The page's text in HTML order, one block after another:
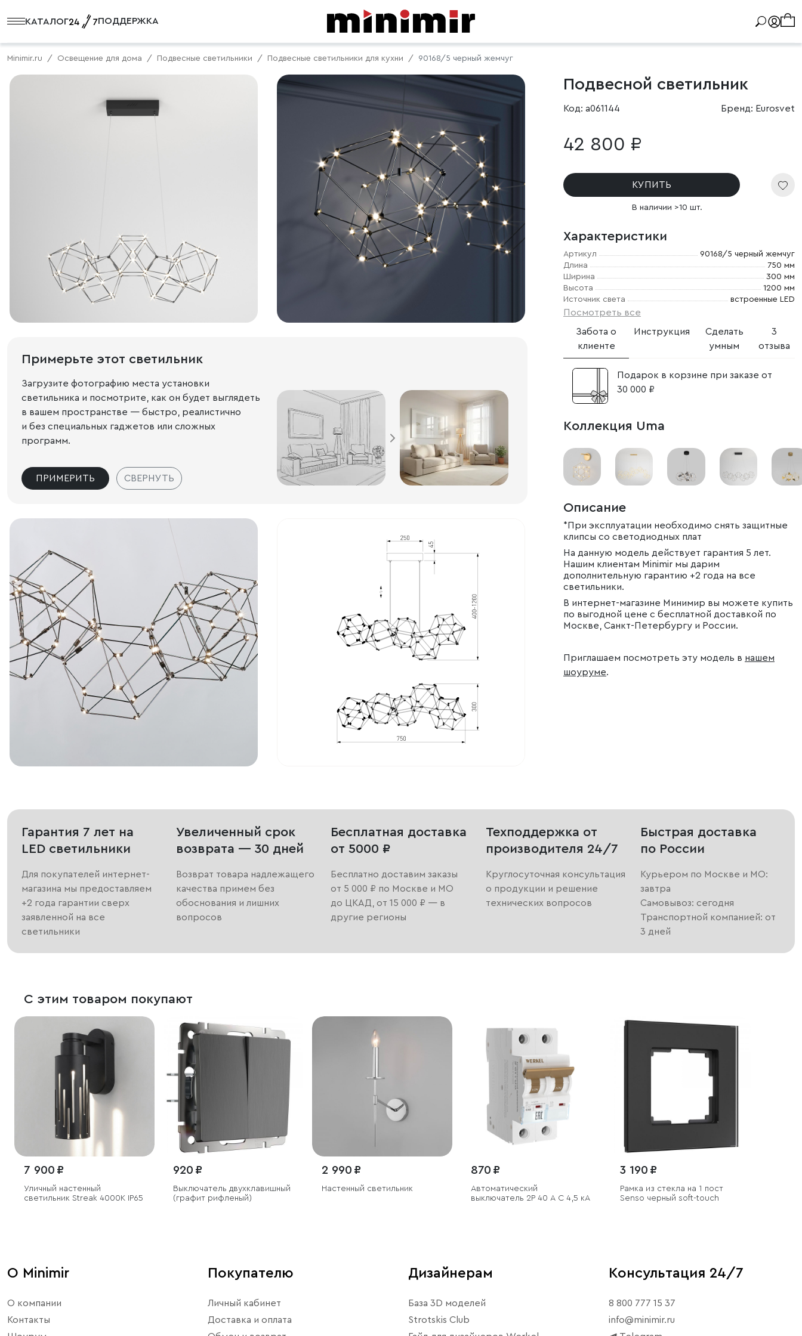
КАТАЛОГ ПОДДЕРЖКА
Minimir.ru Освещение для дома Подвесные светильники Подвесные светильники для кухни 90168/5 черный жемчуг
Примерьте этот светильник
Загрузите фотографию места установки
светильника и посмотрите, как он будет выглядеть
в вашем пространстве — быстро, реалистично
и без специальных гаджетов или сложных
программ.
ПРИМЕРИТЬ СВЕРНУТЬ
Подвесной светильник
Код: a061144 Бренд: Eurosvet
42 800 ₽
КУПИТЬ
В наличии >10 шт.
Характеристики
Артикул
90168/5 черный жемчуг
Длина
750 мм
Ширина
300 мм
Высота
1200 мм
Источник света
встроенные LED
Посмотреть все
Забота о
клиенте
Инструкция
Сделать
умным
3
отзыва
Подарок в корзине при заказе от
30 000 ₽
Коллекция Uma
Описание
*При эксплуатации необходимо снять защитные
клипсы со светодиодных плат
На данную модель действует гарантия 5 лет.
Нашим клиентам Minimir мы дарим
дополнительную гарантию +2 года на все
светильники.
В интернет-магазине Минимир вы можете купить
по выгодной цене с бесплатной доставкой по
Москве, Санкт-Петербургу и России.
Приглашаем посмотреть эту модель в нашем
шоуруме.
Гарантия 7 лет на
LED светильники
Для покупателей интернет-
магазина мы предоставляем
+2 года гарантии сверх
заявленной на все
светильники
Увеличенный срок
возврата — 30 дней
Возврат товара надлежащего
качества примем без
обоснования и лишних
вопросов
Бесплатная доставка
от 5000 ₽
Бесплатно доставим заказы
от 5 000 ₽ по Москве и МО
до ЦКАД, от 15 000 ₽ — в
другие регионы
Техподдержка от
производителя 24/7
Круглосуточная консультация
о продукции и решение
технических вопросов
Быстрая доставка
по России
Курьером по Москве и МО:
завтра
Самовывоз: сегодня
Транспортной компанией: от
3 дней
С этим товаром покупают
7 900 ₽
Уличный настенный
светильник Streak 4000K IP65
920 ₽
Выключатель двухклавишный
(графит рифленый)
2 990 ₽
Настенный светильник
870 ₽
Автоматический
выключатель 2P 40 A C 4,5 кА
3 190 ₽
Рамка из стекла на 1 пост
Senso черный soft-touch
О Minimir
О компании
Контакты
Покупателю
Личный кабинет
Доставка и оплата
Дизайнерам
База 3D моделей
Strotskis Club
Консультация 24/7
8 800 777 15 37
info@minimir.ru